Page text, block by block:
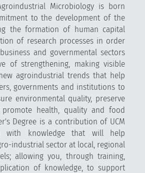
Microbiology is born
to the development of the
the formation of human capital
of research processes in order
and governmental sectors
of strengthening, making visible
agroindustrial trends that help
governments and institutions to
environmental quality, preserve
health, quality and food
Degree is a contribution of UCM
with knowledge that will help
industrial sector at local, regional
allowing you, through training,
of knowledge, to support